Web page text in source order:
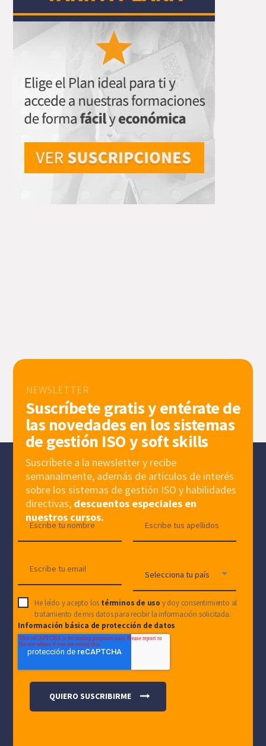
NEWSLETTER
Suscríbete gratis y entérate de
las novedades en los sistemas
de gestión ISO y soft skills
Suscríbete a la newsletter y recibe
semanalmente, además de artículos de interés
sobre los sistemas de gestión ISO y habilidades
directivas, descuentos especiales en
nuestros cursos.
He leído y acepto los términos de uso y doy consentimiento al
tratamiento de mis datos para recibir la información solicitada.
Información básica de protección de datos